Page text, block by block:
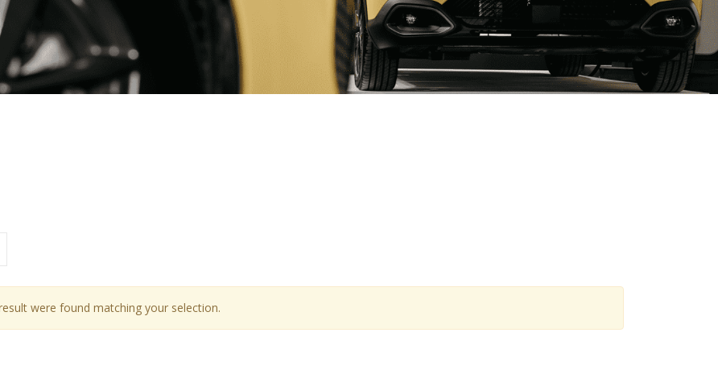
were found matching your selection.